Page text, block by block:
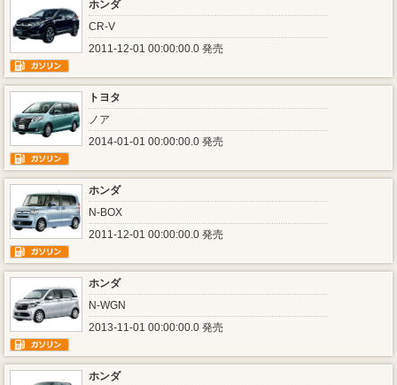
ホンダ
CR-V
2011-12-01 00:00:00.0 発売
トヨタ
ノア
2014-01-01 00:00:00.0 発売
ホンダ
N-BOX
2011-12-01 00:00:00.0 発売
ホンダ
N-WGN
2013-11-01 00:00:00.0 発売
ホンダ